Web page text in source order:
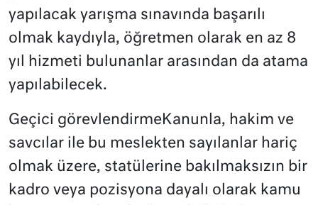
yapılacak yarışma sınavında başarılı
olmak kaydıyla, öğretmen olarak en az 8
yıl hizmeti bulunanlar arasından da atama
yapılabilecek.
Geçici görevlendirmeKanunla, hakim ve
savcılar ile bu meslekten sayılanlar hariç
olmak üzere, statülerine bakılmaksızın bir
kadro veya pozisyona dayalı olarak kamu